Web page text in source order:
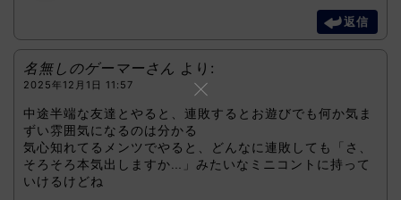
返信
名無しのゲーマーさん より:
2025年12月1日 11:57
中途半端な友達とやると、連敗するとお遊びでも何か気ま
ずい雰囲気になるのは分かる
気心知れてるメンツでやると、どんなに連敗しても「さ、
そろそろ本気出しますか…」みたいなミニコントに持って
いけるけどね